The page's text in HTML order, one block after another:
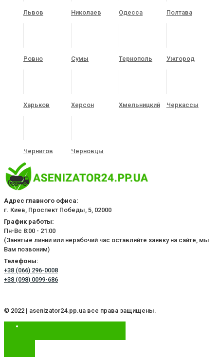
Львов Николаев Одесса Полтава
Ровно Сумы Тернополь Ужгород
Харьков Херсон Хмельницкий Черкассы
Чернигов Черновцы
Адрес главного офиса:
г. Киев, Проспект Победы, 5, 02000
График работы:
Пн-Вс 8:00 - 21:00
(Занятые линии или нерабочий час оставляйте заявку на сайте, мы
Вам позвоним)
Телефоны:
+38 (066) 296-0008
+38 (098) 0099-686
© 2022 | asenizator24.pp.ua все права защищены.